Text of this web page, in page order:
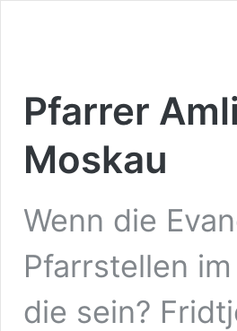
Pfarrer
Moskau
Wenn die
Pfarrstellen
die sein?